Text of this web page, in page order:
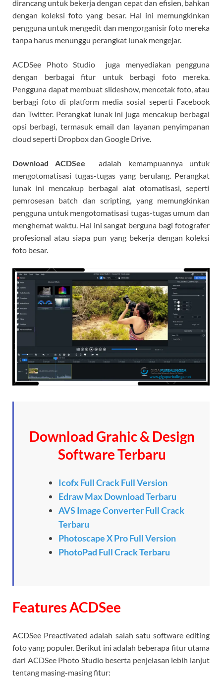
dirancang untuk bekerja dengan cepat dan efisien, bahkan
dengan koleksi foto yang besar. Hal ini memungkinkan
pengguna untuk mengedit dan mengorganisir foto mereka
tanpa harus menunggu perangkat lunak mengejar.
ACDSee Photo Studio juga menyediakan pengguna
dengan berbagai fitur untuk berbagi foto mereka.
Pengguna dapat membuat slideshow, mencetak foto, atau
berbagi foto di platform media sosial seperti Facebook
dan Twitter. Perangkat lunak ini juga mencakup berbagai
opsi berbagi, termasuk email dan layanan penyimpanan
cloud seperti Dropbox dan Google Drive.
Download ACDSee
adalah kemampuannya untuk
mengotomatisasi tugas-tugas yang berulang. Perangkat
lunak ini mencakup berbagai alat otomatisasi, seperti
pemrosesan batch dan scripting, yang memungkinkan
pengguna untuk mengotomatisasi tugas-tugas umum dan
menghemat waktu. Hal ini sangat berguna bagi fotografer
profesional atau siapa pun yang bekerja dengan koleksi
foto besar.
Download Grahic & Design
Software Terbaru
Icofx Full Crack Full Version
Edraw Max Download Terbaru
AVS Image Converter Full Crack
Terbaru
Photoscape X Pro Full Version
PhotoPad Full Crack Terbaru
Features ACDSee
ACDSee Preactivated adalah salah satu software editing
foto yang populer. Berikut ini adalah beberapa fitur utama
dari ACDSee Photo Studio beserta penjelasan lebih lanjut
tentang masing-masing fitur: